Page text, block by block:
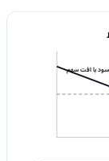
سود با افت سهم